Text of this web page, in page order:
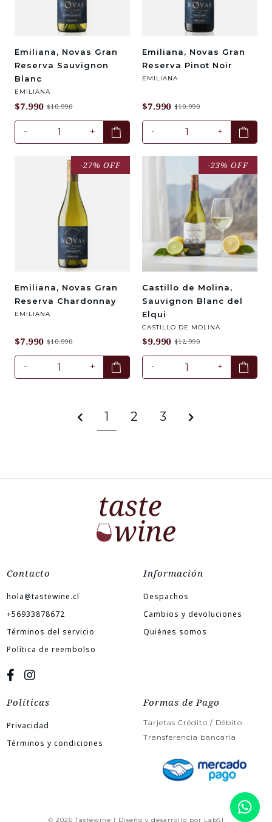
Emiliana, Novas Gran
Reserva Sauvignon
Blanc
EMILIANA
$7.990 $10.990
+
-
Emiliana, Novas Gran
Reserva Pinot Noir
EMILIANA
$7.990 $10.990
+
-
-27% OFF
Emiliana, Novas Gran
Reserva Chardonnay
EMILIANA
$7.990 $10.990
+
-
-23% OFF
Castillo de Molina,
Sauvignon Blanc del
Elqui
CASTILLO DE MOLINA
$9.990 $12.990
+
-
1 2 3
Contacto
hola@tastewine.cl
+56933878672
Términos del servicio
Política de reembolso
Información
Despachos
Cambios y devoluciones
Quiénes somos
Políticas
Privacidad
Términos y condiciones
Formas de Pago
Tarjetas Crédito / Débito
Transferencia bancaria
© 2026 Tastewine | Diseño y desarrollo por Lab51